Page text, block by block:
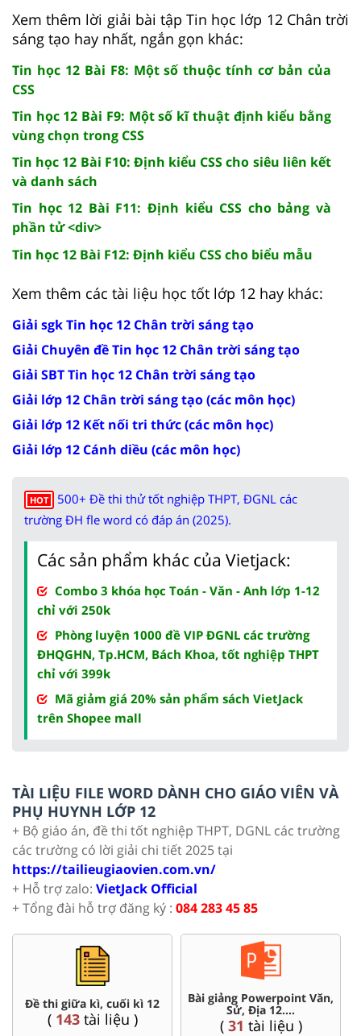
Xem thêm lời giải bài tập Tin học lớp 12 Chân trời
sáng tạo hay nhất, ngắn gọn khác:
Tin học 12 Bài F8: Một số thuộc tính cơ bản của
CSS
Tin học 12 Bài F9: Một số kĩ thuật định kiểu bằng
vùng chọn trong CSS
Tin học 12 Bài F10: Định kiểu CSS cho siêu liên kết
và danh sách
Tin học 12 Bài F11: Định kiểu CSS cho bảng và
phần tử <div>
Tin học 12 Bài F12: Định kiểu CSS cho biểu mẫu
Xem thêm các tài liệu học tốt lớp 12 hay khác:
Giải sgk Tin học 12 Chân trời sáng tạo
Giải Chuyên đề Tin học 12 Chân trời sáng tạo
Giải SBT Tin học 12 Chân trời sáng tạo
Giải lớp 12 Chân trời sáng tạo (các môn học)
Giải lớp 12 Kết nối tri thức (các môn học)
Giải lớp 12 Cánh diều (các môn học)
HOT
500+ Đề thi thử tốt nghiệp THPT, ĐGNL các
trường ĐH fle word có đáp án (2025).
Các sản phẩm khác của Vietjack:
Combo 3 khóa học Toán - Văn - Anh lớp 1-12
chỉ với 250k
Phòng luyện 1000 đề VIP ĐGNL các trường
ĐHQGHN, Tp.HCM, Bách Khoa, tốt nghiệp THPT
chỉ với 399k
Mã giảm giá 20% sản phẩm sách VietJack
trên Shopee mall
TÀI LIỆU FILE WORD DÀNH CHO GIÁO VIÊN VÀ
PHỤ HUYNH LỚP 12
+ Bộ giáo án, đề thi tốt nghiệp THPT, DGNL các trường
các trường có lời giải chi tiết 2025 tại
https://tailieugiaovien.com.vn/
+ Hỗ trợ zalo: VietJack Official
+ Tổng đài hỗ trợ đăng ký : 084 283 45 85
Đề thi giữa kì, cuối kì 12
( 143tài liệu )
Bài giảng Powerpoint Văn,
Sử, Địa 12....
( 31 tài liệu )